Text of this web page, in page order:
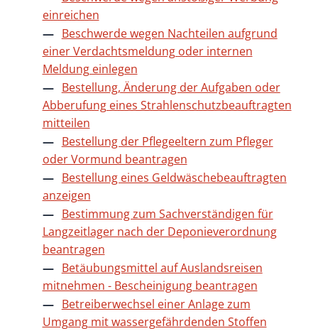
einreichen
Beschwerde wegen Nachteilen aufgrund
einer Verdachtsmeldung oder internen
Meldung einlegen
Bestellung, Änderung der Aufgaben oder
Abberufung eines Strahlenschutzbeauftragten
mitteilen
Bestellung der Pflegeeltern zum Pfleger
oder Vormund beantragen
Bestellung eines Geldwäschebeauftragten
anzeigen
Bestimmung zum Sachverständigen für
Langzeitlager nach der Deponieverordnung
beantragen
Betäubungsmittel auf Auslandsreisen
mitnehmen - Bescheinigung beantragen
Betreiberwechsel einer Anlage zum
Umgang mit wassergefährdenden Stoffen